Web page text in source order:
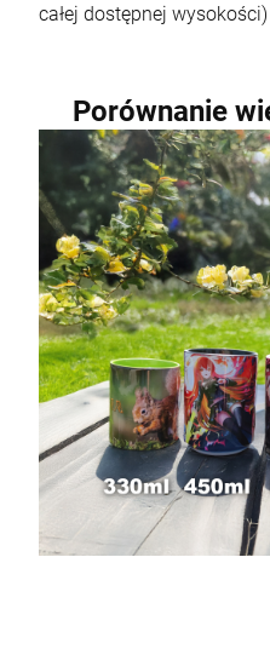
całej dostępnej wysokości)
Porównanie